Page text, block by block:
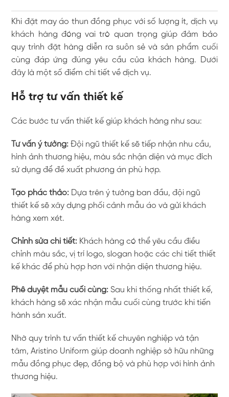
Khi đặt may áo thun đồng phục với số lượng ít, dịch vụ
khách hàng đóng vai trò quan trọng giúp đảm bảo
quy trình đặt hàng diễn ra suôn sẻ và sản phẩm cuối
cùng đáp ứng đúng yêu cầu của khách hàng. Dưới
đây là một số điểm chi tiết về dịch vụ.
Hỗ trợ tư vấn thiết kế
Các bước tư vấn thiết kế giúp khách hàng như sau:
Tư vấn ý tưởng: Đội ngũ thiết kế sẽ tiếp nhận nhu cầu,
hình ảnh thương hiệu, màu sắc nhận diện và mục đích
sử dụng để đề xuất phương án phù hợp.
Tạo phác thảo: Dựa trên ý tưởng ban đầu, đội ngũ
thiết kế sẽ xây dựng phối cảnh mẫu áo và gửi khách
hàng xem xét.
Chỉnh sửa chi tiết: Khách hàng có thể yêu cầu điều
chỉnh màu sắc, vị trí logo, slogan hoặc các chi tiết thiết
kế khác để phù hợp hơn với nhận diện thương hiệu.
Phê duyệt mẫu cuối cùng: Sau khi thống nhất thiết kế,
khách hàng sẽ xác nhận mẫu cuối cùng trước khi tiến
hành sản xuất.
Nhờ quy trình tư vấn thiết kế chuyên nghiệp và tận
tâm, Aristino Uniform giúp doanh nghiệp sở hữu những
mẫu đồng phục đẹp, đồng bộ và phù hợp với hình ảnh
thương hiệu.